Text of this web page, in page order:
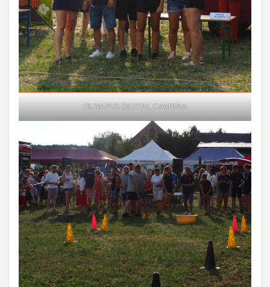
OLYMPUS DIGITAL CAMERA